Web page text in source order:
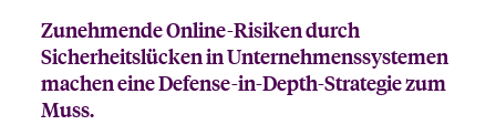
Zunehmende Online-Risiken durch
Sicherheitslücken in Unternehmenssystemen
machen eine Defense-in-Depth-Strategie zum
Muss.